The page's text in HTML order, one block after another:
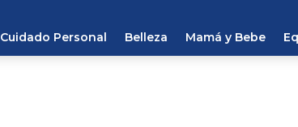
Cuidado Personal Belleza Mamá y Bebe